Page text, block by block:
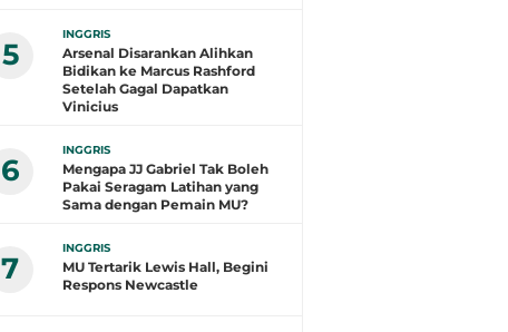
5
INGGRIS
Arsenal Disarankan Alihkan
Bidikan ke Marcus Rashford
Setelah Gagal Dapatkan
Vinicius
6
INGGRIS
Mengapa JJ Gabriel Tak Boleh
Pakai Seragam Latihan yang
Sama dengan Pemain MU?
7
INGGRIS
MU Tertarik Lewis Hall, Begini
Respons Newcastle